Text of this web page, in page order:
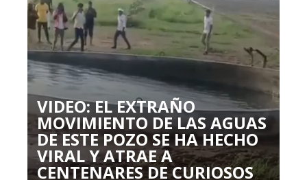
VIDEO: EL EXTRAÑO
MOVIMIENTO DE LAS AGUAS
DE ESTE POZO SE HA HECHO
VIRAL Y ATRAE A
CENTENARES DE CURIOSOS